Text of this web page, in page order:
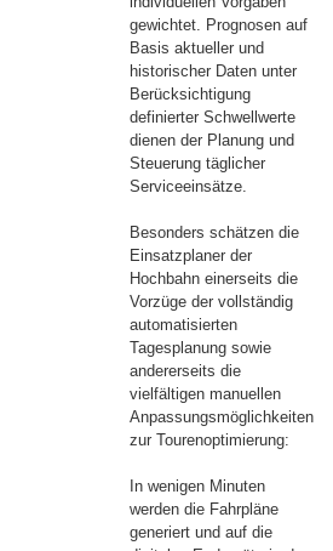
gewichtet. Prognosen auf
Basis aktueller und
historischer Daten unter
Berücksichtigung
definierter Schwellwerte
dienen der Planung und
Steuerung täglicher
Serviceeinsätze.
Besonders schätzen die
Einsatzplaner der
Hochbahn einerseits die
Vorzüge der vollständig
automatisierten
Tagesplanung sowie
andererseits die
vielfältigen manuellen
Anpassungsmöglichkeiten
zur Tourenoptimierung:
In wenigen Minuten
werden die Fahrpläne
generiert und auf die